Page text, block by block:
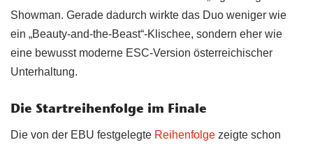
Showman. Gerade dadurch wirkte das Duo weniger wie
ein „Beauty-and-the-Beast“-Klischee, sondern eher wie
eine bewusst moderne ESC-Version österreichischer
Unterhaltung.
Die Startreihenfolge im Finale
Die von der EBU festgelegte Reihenfolge zeigte schon